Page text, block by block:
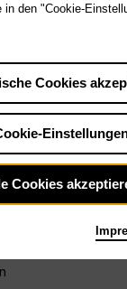
in den "Cookie-
Cookies
Cookies